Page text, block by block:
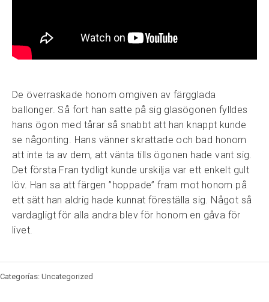
De överraskade honom omgiven av färgglada
ballonger. Så fort han satte på sig glasögonen fylldes
hans ögon med tårar så snabbt att han knappt kunde
se någonting. Hans vänner skrattade och bad honom
att inte ta av dem, att vänta tills ögonen hade vant sig.
Det första Fran tydligt kunde urskilja var ett enkelt gult
löv. Han sa att färgen ”hoppade” fram mot honom på
ett sätt han aldrig hade kunnat föreställa sig. Något så
vardagligt för alla andra blev för honom en gåva för
livet.
Categorías: Uncategorized